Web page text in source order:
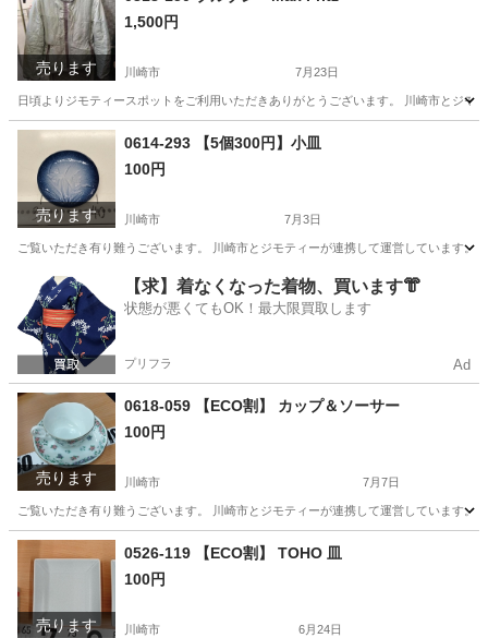
売ります
1,500円
川崎市 7月23日
日頃よりジモティースポットをご利用いただきありがとうございます。 川崎市とジ
神奈川 川崎市 服/ファッション リユース
売ります
0614-293 【5個300円】小皿
100円
川崎市 7月3日
ご覧いただき有り難うございます。 川崎市とジモティーが連携して運営していま
神奈川 食器 リユース
【求】着なくなった着物、買います👘
状態が悪くてもOK！最大限買取します
プリフラ Ad
売ります
0618-059 【ECO割】 カップ＆ソーサー
100円
川崎市 7月7日
ご覧いただき有り難うございます。 川崎市とジモティーが連携して運営していま
神奈川 川崎市 リユース
売ります
0526-119 【ECO割】 TOHO 皿
100円
川崎市 6月24日